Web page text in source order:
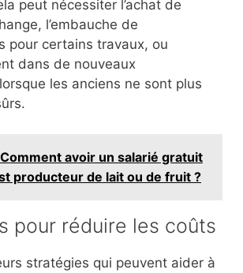
peut nécessiter l’achat de
l’embauche de
pour certains travaux, ou
dans de nouveaux
les anciens ne sont plus
Comment avoir un salarié gratuit
producteur de lait ou de fruit ?
pour réduire les coûts
stratégies qui peuvent aider à